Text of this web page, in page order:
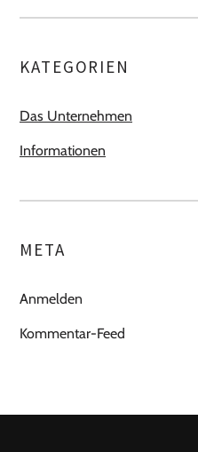
KATEGORIEN
Das Unternehmen
Informationen
META
Anmelden
Kommentar-Feed